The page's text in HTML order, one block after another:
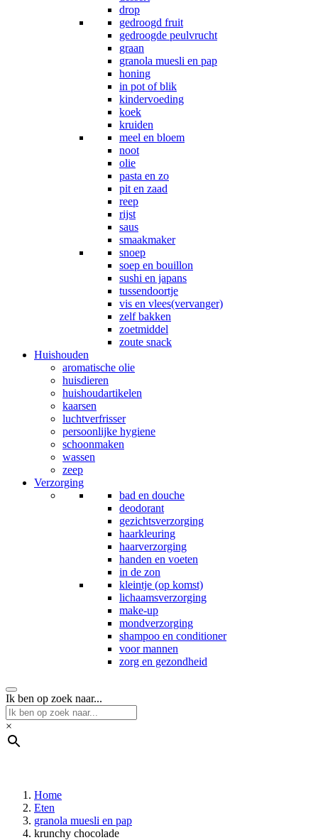
drop
gedroogd fruit
gedroogde peulvrucht
graan
granola muesli en pap
honing
in pot of blik
kindervoeding
koek
kruiden
meel en bloem
noot
olie
pasta en zo
pit en zaad
reep
rijst
saus
smaakmaker
snoep
soep en bouillon
sushi en japans
tussendoortje
vis en vlees(vervanger)
zelf bakken
zoetmiddel
zoute snack
Huishouden
aromatische olie
huisdieren
huishoudartikelen
kaarsen
luchtverfrisser
persoonlijke hygiene
schoonmaken
wassen
zeep
Verzorging
bad en douche
deodorant
gezichtsverzorging
haarkleuring
haarverzorging
handen en voeten
in de zon
kleintje (op komst)
lichaamsverzorging
make-up
mondverzorging
shampoo en conditioner
voor mannen
zorg en gezondheid
Ik ben op zoek naar...
×
Home
Eten
granola muesli en pap
krunchy chocolade